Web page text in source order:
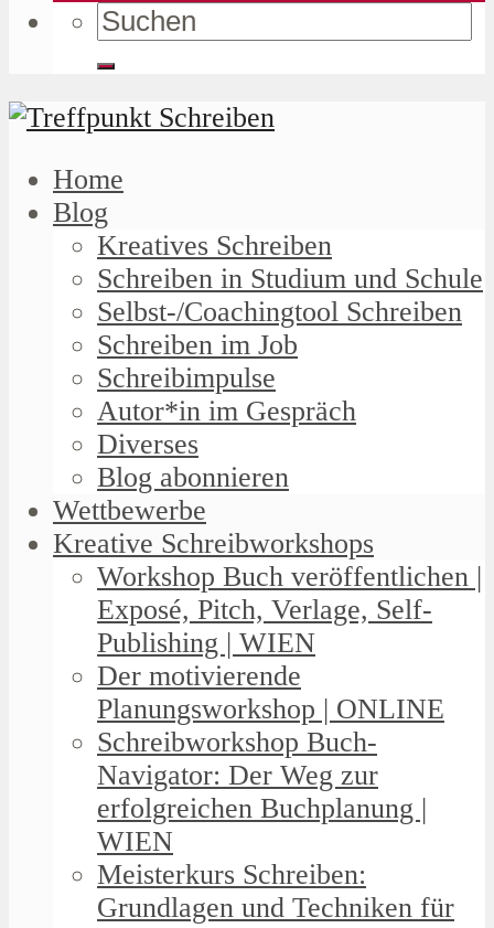
Home
Blog
Kreatives Schreiben
Schreiben in Studium und Schule
Selbst-/Coachingtool Schreiben
Schreiben im Job
Schreibimpulse
Autor*in im Gespräch
Diverses
Blog abonnieren
Wettbewerbe
Kreative Schreibworkshops
Workshop Buch veröffentlichen |
Exposé, Pitch, Verlage, Self-
Publishing | WIEN
Der motivierende
Planungsworkshop | ONLINE
Schreibworkshop Buch-
Navigator: Der Weg zur
erfolgreichen Buchplanung |
WIEN
Meisterkurs Schreiben:
Grundlagen und Techniken für